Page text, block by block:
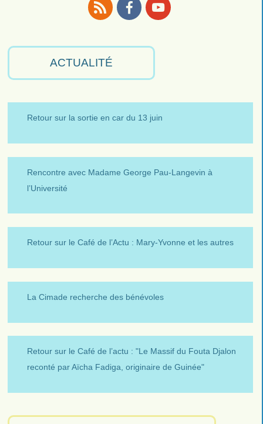
ACTUALITÉ
Retour sur la sortie en car du 13 juin
Rencontre avec Madame George Pau-Langevin à
l’Université
Retour sur le Café de l’Actu : Mary-Yvonne et les autres
La Cimade recherche des bénévoles
Retour sur le Café de l’actu : "Le Massif du Fouta Djalon
reconté par Aïcha Fadiga, originaire de Guinée"